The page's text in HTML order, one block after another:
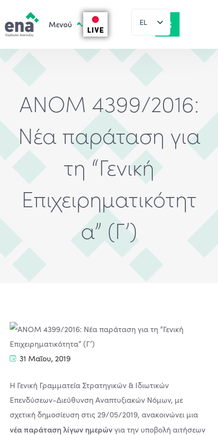
LIVE
EL
EN
ΑΝΟΜ 4399/2016:
Νέα παράταση για
τη “Γενική
Επιχειρηματικότητ
α” (Γ’)
31 Μαΐου, 2019
Η Γενική Γραμματεία Στρατηγικών & Ιδιωτικών
Επενδύσεων-Διεύθυνση Αναπτυξιακών Νόμων, με
σχετική δημοσίευση στις 29/05/2019, ανακοινώνει μια
νέα παράταση λίγων ημερώνγια την υποβολή αιτήσεων